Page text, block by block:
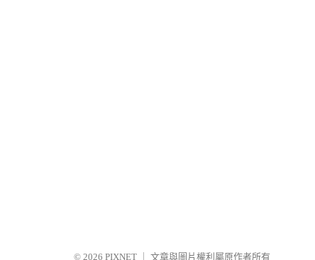
© 2026 PIXNET 文章與圖片權利屬原作者所有